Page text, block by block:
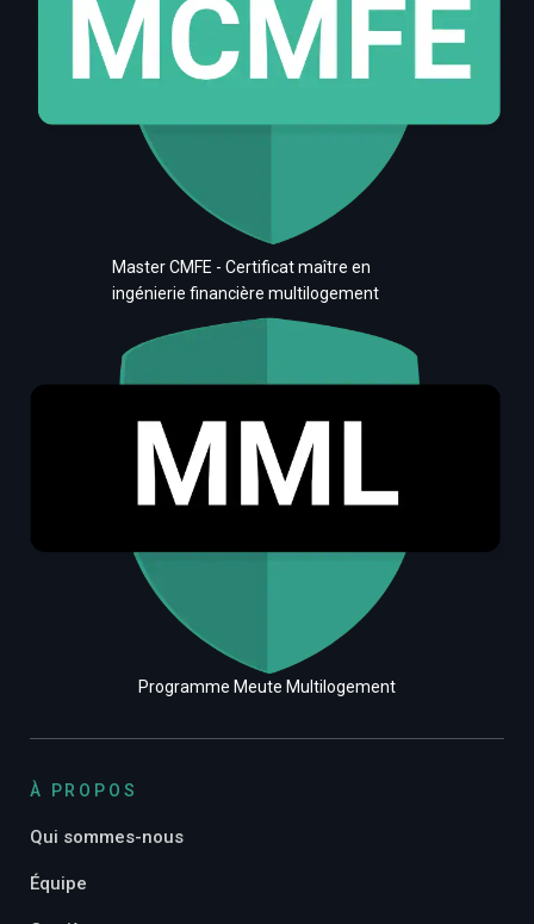
Master CMFE - Certificat maître en
ingénierie financière multilogement
Programme Meute Multilogement
À PROPOS
Qui sommes-nous
Équipe